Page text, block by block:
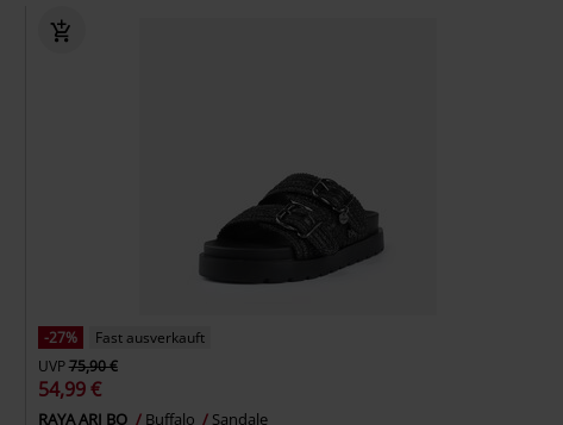
-27%
Fast ausverkauft
UVP75,90 €
54,99 €
RAYA ARI BO Buffalo Sandale